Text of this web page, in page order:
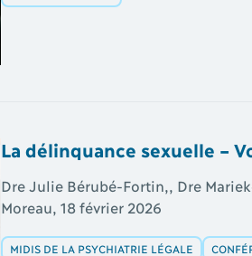
La délinquance sexuelle –
Dre Julie Bérubé-Fortin,, Dre
Moreau, 18 février 2026
MIDIS DE LA PSYCHIATRIE LÉGALE